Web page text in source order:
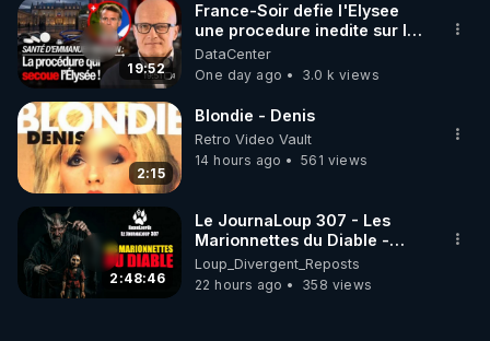
19:52
France-Soir defie l'Elysee
une procedure inedite sur la
sante du president - Nexus
DataCenter
One day ago
3.0 k views
2:15
Blondie - Denis
Retro Video Vault
14 hours ago
561 views
2:48:46
Le JournaLoup 307 - Les
Marionnettes du Diable -
Loup Divergent 2026.08.07
Loup_Divergent_Reposts
22 hours ago
358 views